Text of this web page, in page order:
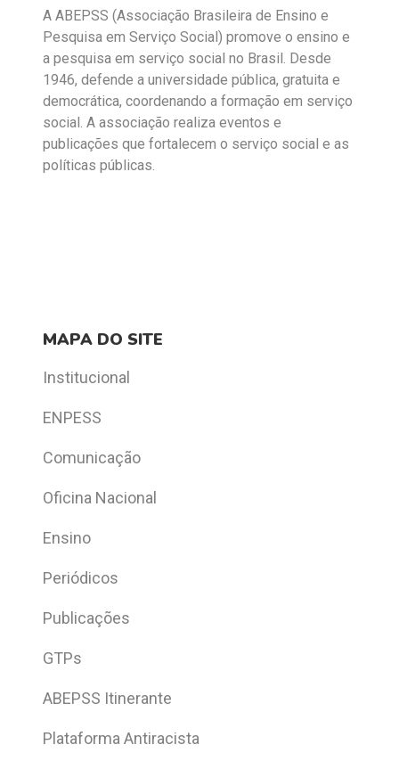
A ABEPSS (Associação Brasileira de Ensino e
Pesquisa em Serviço Social) promove o ensino e
a pesquisa em serviço social no Brasil. Desde
1946, defende a universidade pública, gratuita e
democrática, coordenando a formação em serviço
social. A associação realiza eventos e
publicações que fortalecem o serviço social e as
políticas públicas.
MAPA DO SITE
Institucional
ENPESS
Comunicação
Oficina Nacional
Ensino
Periódicos
Publicações
GTPs
ABEPSS Itinerante
Plataforma Antiracista